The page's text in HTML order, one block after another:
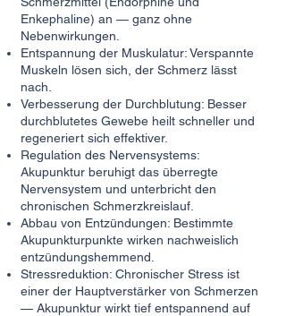
Enkephaline) an — ganz ohne
Nebenwirkungen.
Entspannung der Muskulatur: Verspannte
Muskeln lösen sich, der Schmerz lässt
nach.
Verbesserung der Durchblutung: Besser
durchblutetes Gewebe heilt schneller und
regeneriert sich effektiver.
Regulation des Nervensystems:
Akupunktur beruhigt das überregte
Nervensystem und unterbricht den
chronischen Schmerzkreislauf.
Abbau von Entzündungen: Bestimmte
Akupunkturpunkte wirken nachweislich
entzündungshemmend.
Stressreduktion: Chronischer Stress ist
einer der Hauptverstärker von Schmerzen
— Akupunktur wirkt tief entspannend auf